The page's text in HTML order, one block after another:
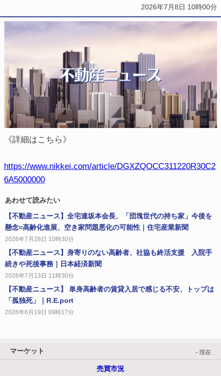
2026年7月8日 10時00分
《詳細はこちら》
https://www.nikkei.com/article/DGXZQOCC311220R30C2
6A5000000
あわせて読みたい
【不動産ニュース】全宅連坂本会長、「団塊世代の持ち家」今後を
懸念=高齢化進展、空き家問題悪化の可能性｜住宅産業新聞
2026年7月28日 10時30分
【不動産ニュース】身寄りのない高齢者、社協も終活支援 入院手
続きや死後事務｜日本経済新聞
2026年7月13日 11時30分
【不動産ニュース】 単身高齢者の賃貸入居で感じる不安、トップは
「孤独死」｜R.E.port
2026年6月19日 09時17分
マーケット - 現在
売買市況